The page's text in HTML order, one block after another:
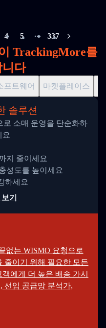
4 5
More pages
337
TrackingMore를
니다
프트웨어 마켓플레이스
솔루션
로 소매 운영을 단순화하
요
지 줄이세요
성도를 높이세요
하세요
기
없는 WISMO 요청으로
줄이기 위해 필요한 모든
에게 더 높은 배송 가시
선임 공급망 분석가,